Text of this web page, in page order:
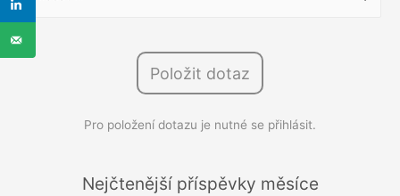
y
l
Položit dotaz
Pro položení dotazu je nutné se přihlásit.
Nejčtenější příspěvky měsíce